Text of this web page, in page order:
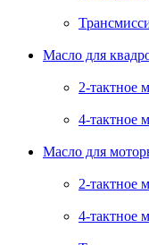
Масло для
2-тактное
4-тактное
Масло для
2-тактное
4-тактное